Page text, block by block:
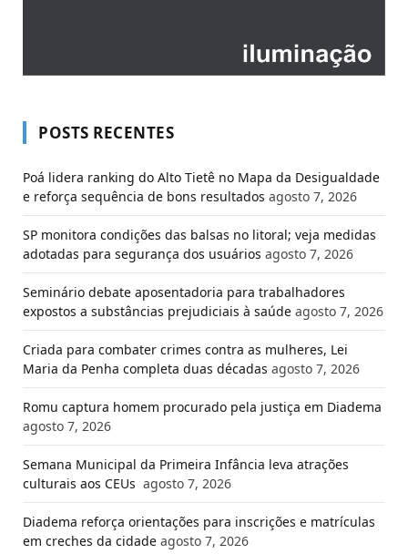
POSTS RECENTES
Poá lidera ranking do Alto Tietê no Mapa da Desigualdade
e reforça sequência de bons resultados agosto 7, 2026
SP monitora condições das balsas no litoral; veja medidas
adotadas para segurança dos usuários agosto 7, 2026
Seminário debate aposentadoria para trabalhadores
expostos a substâncias prejudiciais à saúde agosto 7, 2026
Criada para combater crimes contra as mulheres, Lei
Maria da Penha completa duas décadas agosto 7, 2026
Romu captura homem procurado pela justiça em Diadema
agosto 7, 2026
Semana Municipal da Primeira Infância leva atrações
culturais aos CEUs agosto 7, 2026
Diadema reforça orientações para inscrições e matrículas
em creches da cidade agosto 7, 2026